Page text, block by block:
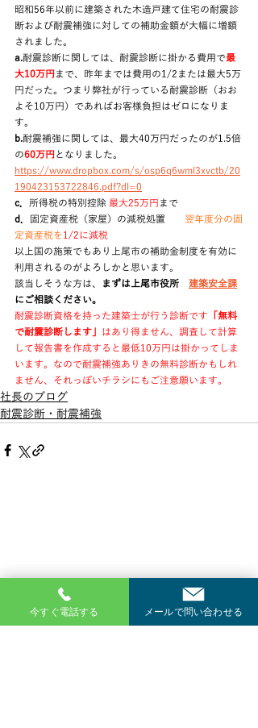
昭和56年以前に建築された木造戸建て住宅の耐震診
断および耐震補強に対しての補助金額が大幅に増額
されました。
a.耐震診断に関しては、耐震診断に掛かる費用で最
大10万円 まで、昨年までは費用の1/2または最大5万
円だった。つまり弊社が行っている耐震診断（おお
よそ10万円）であればお客様負担はゼロになりま
す。
b.耐震補強に関しては、最大40万円だったのが1.5倍
の60万円 となりました。
https://www.dropbox.com/s/osp6q6wml3xvctb/20
190423153722846.pdf?dl=0
c． 所得税の特別控除 最大25万円 まで
d．
固定資産税（家屋）の減税処置 翌年度分の固
定資産税を1/2に減税
以上国の施策でもあり上尾市の補助金制度を有効に
利用されるのがよろしかと思います。
該当しそうな方は、
まずは上尾市役所 建築安全課
にご相談ください。
耐震診断資格を持った建築士が行う診断です 「無料
で耐震診断します」 はあり得ません、調査して計算
して報告書を作成すると最低10万円は掛かってしま
います。なので耐震補強ありきの無料診断かもしれ
ません、それっぽいチラシにもご注意願います。
社長のブログ
耐震診断・耐震補強
今すぐ電話する メールで問い合わせる